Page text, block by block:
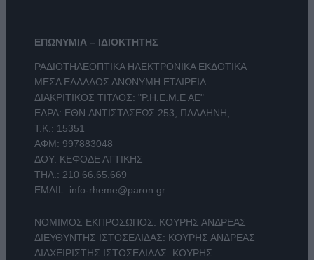
ΕΠΩΝΥΜΙΑ – ΙΔΙΟΚΤΗΤΗΣ
ΡΑΔΙΟΤΗΛΕΟΠΤΙΚΑ ΗΛΕΚΤΡΟΝΙΚΑ ΕΚΔΟΤΙΚΑ
ΜΕΣΑ ΕΛΛΑΔΟΣ ΑΝΩΝΥΜΗ ΕΤΑΙΡΕΙΑ
ΔΙΑΚΡΙΤΙΚΟΣ ΤΙΤΛΟΣ: "Ρ.Η.Ε.Μ.Ε ΑΕ"
ΕΔΡΑ: ΕΘΝ.ΑΝΤΙΣΤΑΣΕΩΣ 253, ΠΑΛΛΗΝΗ,
Τ.Κ.: 15351
ΑΦΜ: 997883048
ΔΟΥ: ΚΕΦΟΔΕ ΑΤΤΙΚΗΣ
ΤΗΛ.: 210 66.65.669
EMAIL: info-rheme@paron.gr
ΝΟΜΙΜΟΣ ΕΚΠΡΟΣΩΠΟΣ: ΚΟΥΡΗΣ ΑΝΔΡΕΑΣ
ΔΙΕΥΘΥΝΤΗΣ ΙΣΤΟΣΕΛΙΔΑΣ: ΚΟΥΡΗΣ ΑΝΔΡΕΑΣ
ΔΙΑΧΕΙΡΙΣΤΗΣ ΙΣΤΟΣΕΛΙΔΑΣ: ΚΟΥΡΗΣ